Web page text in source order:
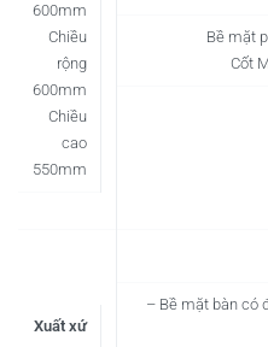
600mm
Chiều
rộng
600mm
Chiều
cao
550mm
Bề mặt
Cốt
Xuất xứ
– Bề mặt bàn có